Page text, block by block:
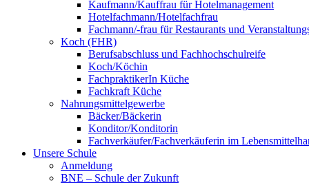
Kaufmann/Kauffrau für Hotelmanagement
Hotelfachmann/Hotelfachfrau
Fachmann/-frau für Restaurants und
Koch (FHR)
Berufsabschluss und Fachhochschulreife
Koch/Köchin
FachpraktikerIn Küche
Fachkraft Küche
Nahrungsmittelgewerbe
Bäcker/Bäckerin
Konditor/Konditorin
Fachverkäufer/Fachverkäuferin im
Unsere Schule
Anmeldung
BNE – Schule der Zukunft